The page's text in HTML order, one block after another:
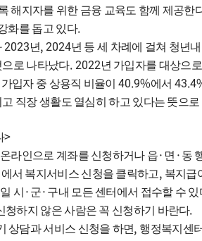
해지자를 위한 금융 교육도 함께 제공한
화를 돕고 있다.
2023년, 2024년 등 세 차례에 걸쳐 청년
로 나타났다. 2022년 가입자를 대상으
입자 중 상용직 비율이40.9%에서
직장 생활도 열심히 하고 있다는 뜻으
>
라인으로 계좌를 신청하거나 읍· 면 · 동
서 복지서비스 신청을 클릭하고, 복지급
시 · 군· 구내 모든 센터에서 접수할 수 있
청하지 않은 사람은 꼭 신청하기 바란다.
상담과 서비스 신청을 하면, 행정복지센